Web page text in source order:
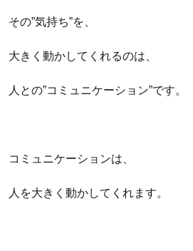
その”気持ち”を、
大きく動かしてくれるのは、
人との”コミュニケーション”です。
コミュニケーションは、
人を大きく動かしてくれます。